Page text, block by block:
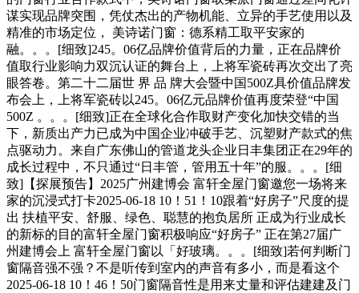
谋实现品牌突围，凭仗杰出的产物机能、立异的手艺使用以及
精准的市场定位， 美诗诺门窗：德系精工取平安家的
融。。。[细致]245。06亿品牌价值背后的力量，正在品牌价
值取行业影响力双沉认证的舞台上，上将军瓷砖再次交出了亮
眼答卷。第二十二届世 界 品 牌大会暨中国500Z具价值品牌发
布会上，上将军瓷砖以245。06亿元品牌价值再度荣登“中国
500Z 。。。[细致]正在全球化合作取财产变化加快交错的当
下，新质出产力已成为中国企业冲破手艺、沉塑财产款式的焦
点驱动力。来自广东佛山的管道龙头企业日丰集团正在29年的
成长过程中，不只通过“日丰管，管用五十年”的服。。。[细
致]【探展预告】2025广州建博会 富轩全屋门窗邀您一场将来
家的沉浸式打卡2025-06-18 10！51！10跟着“好房子”尺度的提
出 扶植平安、舒服、绿色、聪慧的抱负居所 正成为行业成长
的新标的目的富轩全屋门窗积极响应“好房子” 正在第27届广
州建博会上 富轩全屋门窗以「好玻璃。。。[细致]若何判断门
窗隔音强不强？不是听传到室内的声音有多小，而是看这个
2025-06-18 10！46！50门窗隔音性是用来丈量和评估建建及门